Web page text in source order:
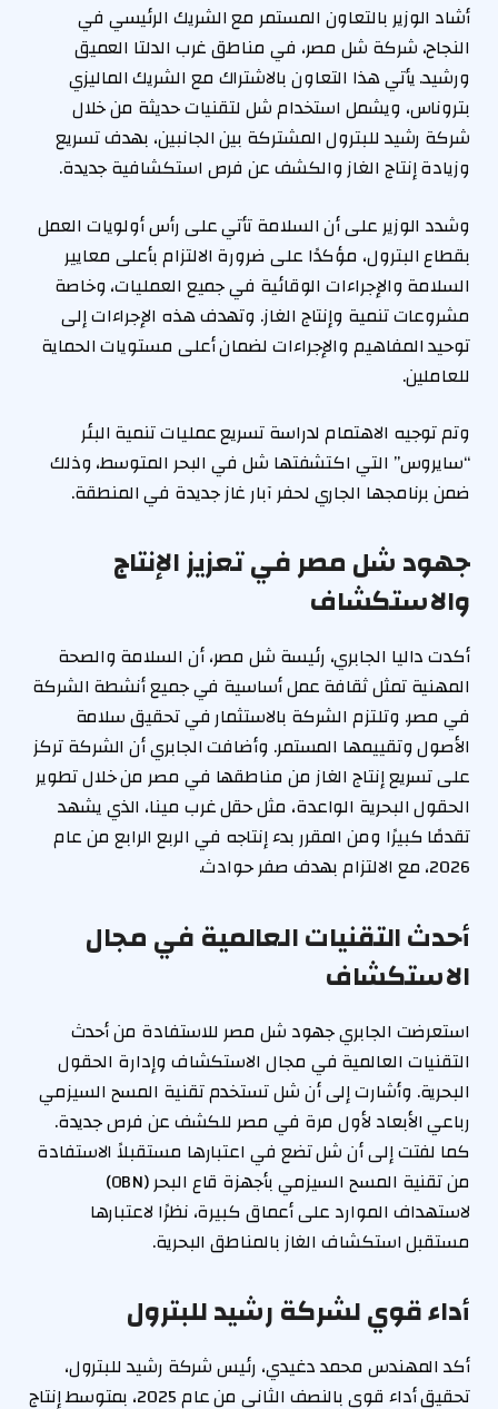
أشاد الوزير بالتعاون المستمر مع الشريك الرئيسي في
النجاح، شركة شل مصر، في مناطق غرب الدلتا العميق
ورشيد. يأتي هذا التعاون بالاشتراك مع الشريك الماليزي
بتروناس، ويشمل استخدام شل لتقنيات حديثة من خلال
شركة رشيد للبترول المشتركة بين الجانبين، بهدف تسريع
وزيادة إنتاج الغاز والكشف عن فرص استكشافية جديدة.
وشدد الوزير على أن السلامة تأتي على رأس أولويات العمل
بقطاع البترول، مؤكدًا على ضرورة الالتزام بأعلى معايير
السلامة والإجراءات الوقائية في جميع العمليات، وخاصة
مشروعات تنمية وإنتاج الغاز. وتهدف هذه الإجراءات إلى
توحيد المفاهيم والإجراءات لضمان أعلى مستويات الحماية
للعاملين.
وتم توجيه الاهتمام لدراسة تسريع عمليات تنمية البئر
“سايروس” التي اكتشفتها شل في البحر المتوسط، وذلك
ضمن برنامجها الجاري لحفر آبار غاز جديدة في المنطقة.
جهود شل مصر في تعزيز الإنتاج
والاستكشاف
أكدت داليا الجابري، رئيسة شل مصر، أن السلامة والصحة
المهنية تمثل ثقافة عمل أساسية في جميع أنشطة الشركة
في مصر. وتلتزم الشركة بالاستثمار في تحقيق سلامة
الأصول وتقييمها المستمر. وأضافت الجابري أن الشركة تركز
على تسريع إنتاج الغاز من مناطقها في مصر من خلال تطوير
الحقول البحرية الواعدة، مثل حقل غرب مينا، الذي يشهد
تقدمًا كبيرًا ومن المقرر بدء إنتاجه في الربع الرابع من عام
2026، مع الالتزام بهدف صفر حوادث.
أحدث التقنيات العالمية في مجال
الاستكشاف
استعرضت الجابري جهود شل مصر للاستفادة من أحدث
التقنيات العالمية في مجال الاستكشاف وإدارة الحقول
البحرية. وأشارت إلى أن شل تستخدم تقنية المسح السيزمي
رباعي الأبعاد لأول مرة في مصر للكشف عن فرص جديدة.
كما لفتت إلى أن شل تضع في اعتبارها مستقبلاً الاستفادة
من تقنية المسح السيزمي بأجهزة قاع البحر (OBN)
لاستهداف الموارد على أعماق كبيرة، نظرًا لاعتبارها
مستقبل استكشاف الغاز بالمناطق البحرية.
أداء قوي لشركة رشيد للبترول
أكد المهندس محمد دغيدي، رئيس شركة رشيد للبترول،
تحقيق أداء قوي بالنصف الثاني من عام 2025، بمتوسط إنتاج